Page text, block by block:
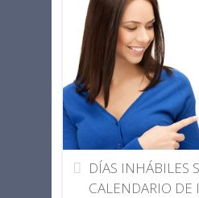
DÍAS INHÁBILES
CALENDARIO DE